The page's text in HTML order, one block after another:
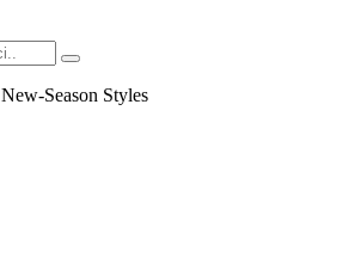
New-Season Styles